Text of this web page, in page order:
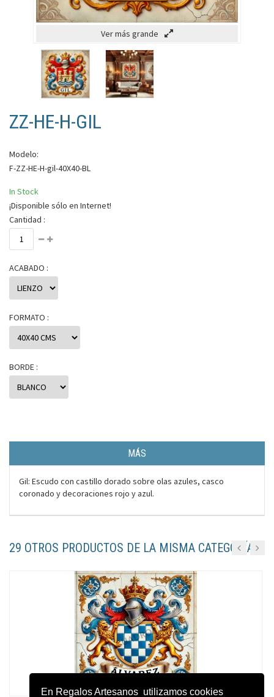
En Regalos Artesanos utilizamos cookies
Ver más grande
ZZ-HE-H-GIL
Modelo:
F-ZZ-HE-H-gil-40X40-BL
In Stock
¡Disponible sólo en Internet!
Cantidad :
ACABADO :
FORMATO :
BORDE :
MÁS
Gil: Escudo con castillo dorado sobre olas azules, casco
coronado y decoraciones rojo y azul.
29 OTROS PRODUCTOS DE LA MISMA CATEGORÍA: